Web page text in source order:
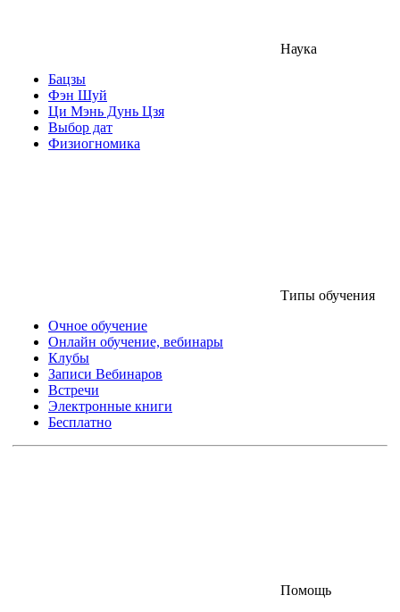
Наука
Бацзы
Фэн Шуй
Ци Мэнь Дунь Цзя
Выбор дат
Физиогномика
Типы обучения
Очное обучение
Онлайн обучение, вебинары
Клубы
Записи Вебинаров
Встречи
Электронные книги
Бесплатно
Помощь